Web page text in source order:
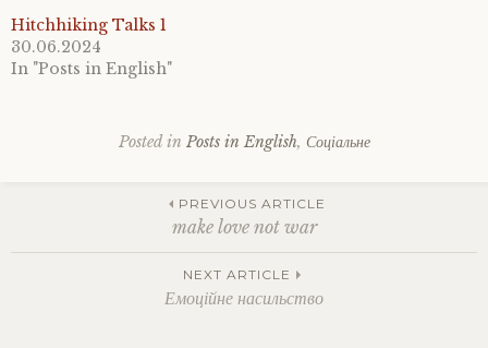
Hitchhiking Talks 1
30.06.2024
In "Posts in English"
Posted in Posts in English, Соціальне
navigation
PREVIOUS ARTICLE
make love not war
NEXT ARTICLE
Емоційне насильство